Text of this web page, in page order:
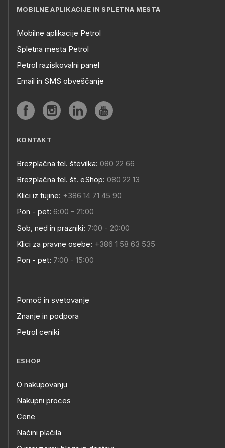
MOBILNE APLIKACIJE IN SPLETNA MESTA
Mobilne aplikacije Petrol
Spletna mesta Petrol
Petrol raziskovalni panel
Email in SMS obveščanje
KONTAKT
Brezplačna tel. številka: 080 22 66
Brezplačna tel. št. eShop: 080 22 13
Klici iz tujine: +386 14 71 45 90
Pon - pet: 6:00 - 21:00
Sob, ned in prazniki: 7:00 - 20:00
Klici za pravne osebe: +386 1 58 63 535
Pon - pet: 7:00 - 15:00
Pomoč in svetovanje
Znanje in podpora
Petrol ceniki
ESHOP
O nakupovanju
Nakupni proces
Cene
Načini plačila